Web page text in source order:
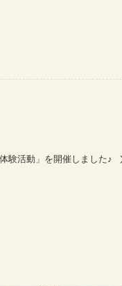
験活動」を開催しました♪